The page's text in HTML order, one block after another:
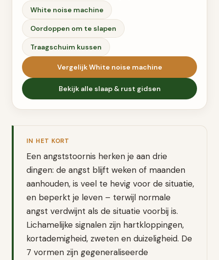
White noise machine
Oordoppen om te slapen
Traagschuim kussen
VergelijkWhite noise machine
Bekijk alle slaap & rust gidsen
IN HET KORT
Een angststoornis herken je aan drie
dingen: de angst blijft weken of maanden
aanhouden, is veel te hevig voor de situatie,
en beperkt je leven – terwijl normale
angst verdwijnt als de situatie voorbij is.
Lichamelijke signalen zijn hartkloppingen,
kortademigheid, zweten en duizeligheid. De
7 vormen zijn gegeneraliseerde